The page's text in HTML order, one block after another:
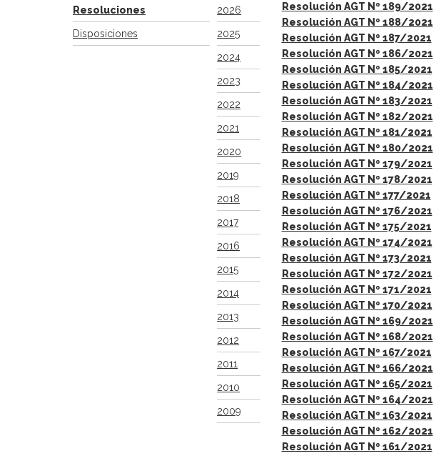
Resoluciones
Disposiciones
2026
2025
2024
2023
2022
2021
2020
2019
2018
2017
2016
2015
2014
2013
2012
2011
2010
2009
Resolución AGT Nº 189/2021
Resolución AGT Nº 188/2021
Resolución AGT Nº 187/2021
Resolución AGT Nº 186/2021
Resolución AGT Nº 185/2021
Resolución AGT Nº 184/2021
Resolución AGT Nº 183/2021
Resolución AGT Nº 182/2021
Resolución AGT Nº 181/2021
Resolución AGT Nº 180/2021
Resolución AGT Nº 179/2021
Resolución AGT Nº 178/2021
Resolución AGT Nº 177/2021
Resolución AGT Nº 176/2021
Resolución AGT Nº 175/2021
Resolución AGT Nº 174/2021
Resolución AGT Nº 173/2021
Resolución AGT Nº 172/2021
Resolución AGT Nº 171/2021
Resolución AGT Nº 170/2021
Resolución AGT Nº 169/2021
Resolución AGT Nº 168/2021
Resolución AGT Nº 167/2021
Resolución AGT Nº 166/2021
Resolución AGT Nº 165/2021
Resolución AGT Nº 164/2021
Resolución AGT Nº 163/2021
Resolución AGT Nº 162/2021
Resolución AGT Nº 161/2021